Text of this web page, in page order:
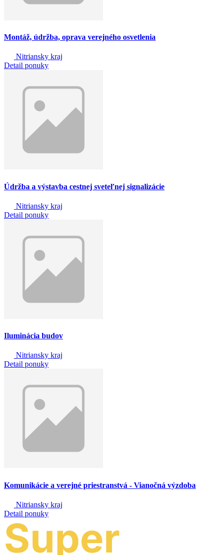
Montáž, údržba, oprava verejného osvetlenia
Nitriansky kraj
Detail ponuky
Údržba a výstavba cestnej sveteľnej signalizácie
Nitriansky kraj
Detail ponuky
Iluminácia budov
Nitriansky kraj
Detail ponuky
Komunikácie a verejné priestranstvá - Vianočná výzdoba
Nitriansky kraj
Detail ponuky